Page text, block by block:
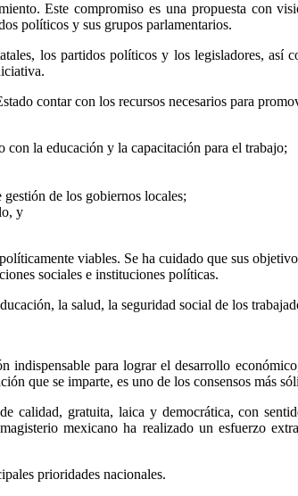
Este compromiso es una propuesta con
políticos y sus grupos parlamentarios.
los partidos políticos y los legisladores, así
contar con los recursos necesarios para
con la educación y la capacitación para el trabajo;
de los gobiernos locales;
y
viables. Se ha cuidado que sus
sociales e instituciones políticas.
la salud, la seguridad social de los
para lograr el desarrollo
que se imparte, es uno de los consensos más
calidad, gratuita, laica y democrática, con
mexicano ha realizado un esfuerzo
prioridades nacionales.